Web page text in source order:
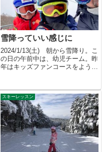
雪降っていい感じに
2024/1/13(土) 朝から雪降り。こ
の日の午前中は、幼児チーム。昨
年はキッズファンコースをようや
スキーレッスン